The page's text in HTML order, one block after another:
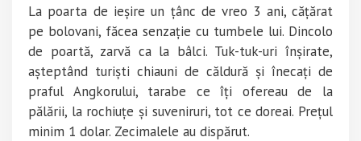
La poarta de ieșire un țânc de vreo 3 ani, cățărat
pe bolovani, făcea senzație cu tumbele lui. Dincolo
de poartă, zarvă ca la bâlci. Tuk-tuk-uri înșirate,
așteptând turiști chiauni de căldură și înecați de
praful Angkorului, tarabe ce îți ofereau de la
pălării, la rochiuțe și suveniruri, tot ce doreai. Prețul
minim 1 dolar. Zecimalele au dispărut.